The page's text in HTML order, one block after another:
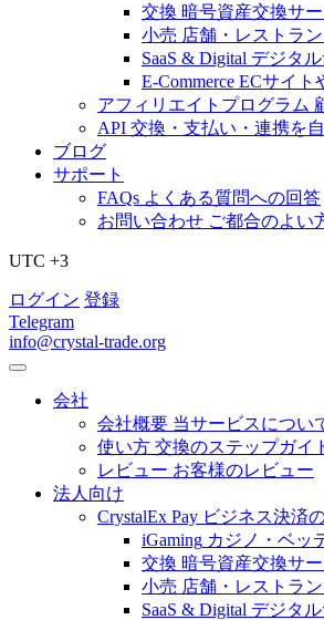
交換 暗号資産交換サ
小売 店舗・レストラ
SaaS & Digital デジタ
E-Commerce ECサイト
アフィリエイトプログラム
API 交換・支払い・連携を
ブログ
サポート
FAQs よくある質問への回答
お問い合わせ ご都合のよい
UTC +3
ログイン 登録
Telegram
info@crystal-trade.org
会社
会社概要 当サービスについ
使い方 交換のステップガイ
レビュー お客様のレビュー
法人向け
CrystalEx Pay ビジネス決済
iGaming カジノ・ベッ
交換 暗号資産交換サ
小売 店舗・レストラ
SaaS & Digital デジタ